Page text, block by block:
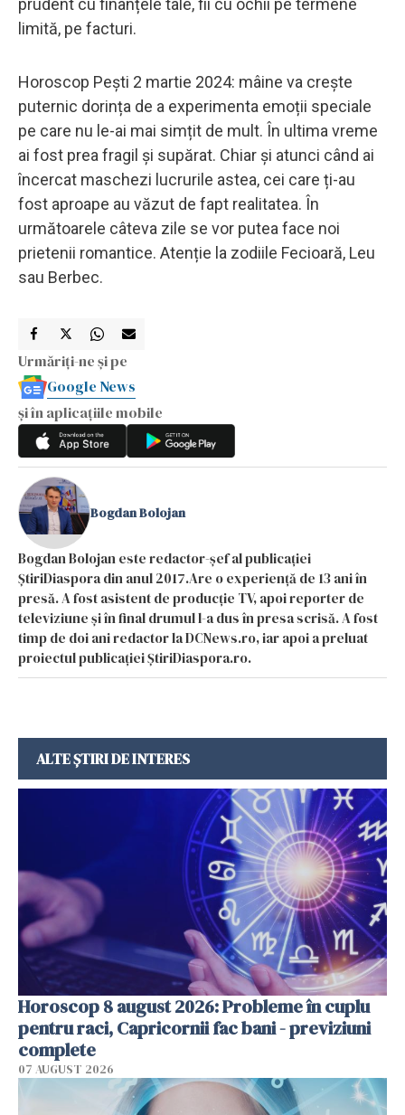
limită, pe facturi.
Horoscop Pești 2 martie 2024: mâine va crește
puternic dorința de a experimenta emoții speciale
pe care nu le-ai mai simțit de mult. În ultima vreme
ai fost prea fragil și supărat. Chiar și atunci când ai
încercat maschezi lucrurile astea, cei care ți-au
fost aproape au văzut de fapt realitatea. În
următoarele câteva zile se vor putea face noi
prietenii romantice. Atenție la zodiile Fecioară, Leu
sau Berbec.
Urmăriți-ne și pe
Google News
și în aplicațiile mobile
Bogdan Bolojan
Bogdan Bolojan este redactor-șef al publicației
ȘtiriDiaspora din anul 2017.Are o experiență de 13 ani în
presă. A fost asistent de producție TV, apoi reporter de
televiziune și în final drumul l-a dus în presa scrisă. A fost
timp de doi ani redactor la DCNews.ro, iar apoi a preluat
proiectul publicației ȘtiriDiaspora.ro.
ALTE ȘTIRI DE INTERES
Horoscop 8 august 2026: Probleme în cuplu
pentru raci, Capricornii fac bani - previziuni
complete
07 AUGUST 2026